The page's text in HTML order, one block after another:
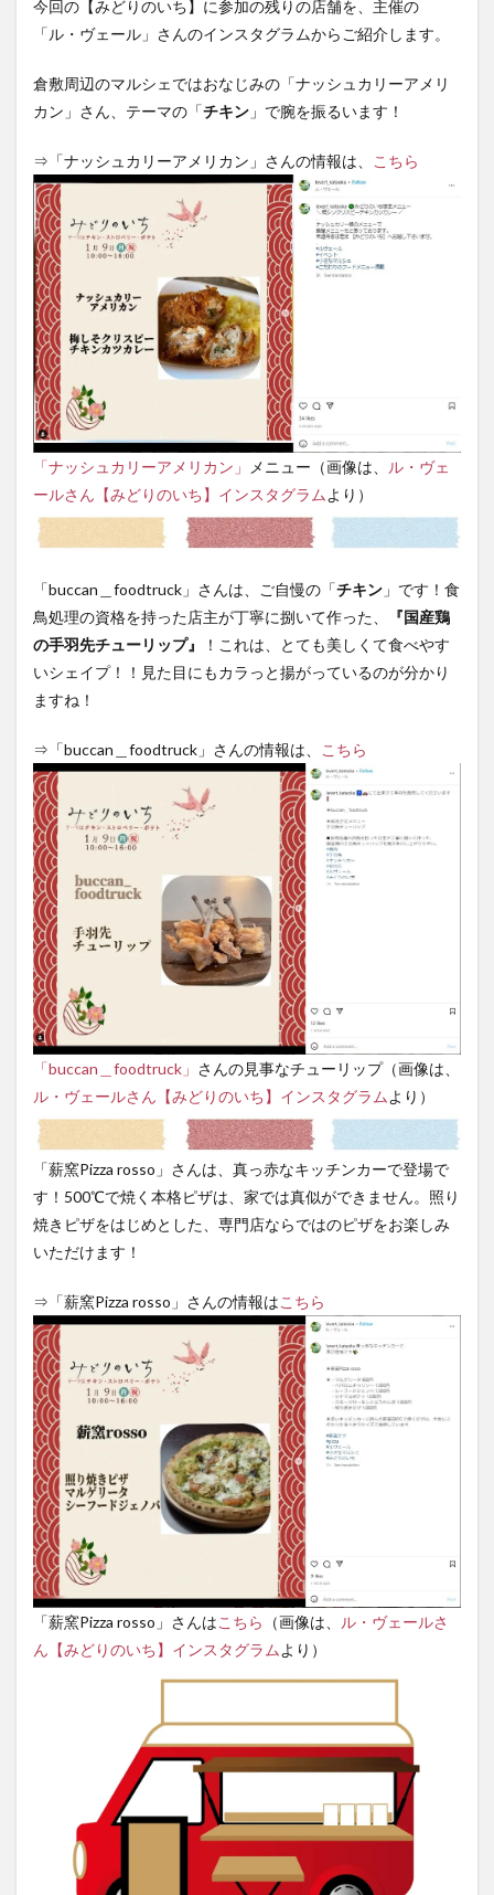
今回の【みどりのいち】に参加の残りの店舗を、主催の
「ル・ヴェール」さんのインスタグラムからご紹介します。
倉敷周辺のマルシェではおなじみの「ナッシュカリーアメリ
カン」さん、テーマの「チキン 」で腕を振るいます！
⇒「ナッシュカリーアメリカン」さんの情報は、 こちら
「ナッシュカリーアメリカン」 メニュー（画像は、
ル・ヴェ
ールさん【みどりのいち】インスタグラム より）
「buccan＿foodtruck」さんは、ご自慢の「チキン 」です！食
鳥処理の資格を持った店主が丁寧に捌いて作った、
『国産鶏
の手羽先チューリップ』
！これは、とても美しくて食べやす
いシェイプ！！見た目にもカラっと揚がっているのが分かり
ますね！
⇒「buccan＿foodtruck」さんの情報は、 こちら
「buccan＿foodtruck」 さんの見事なチューリップ（画像は、
ル・ヴェールさん【みどりのいち】インスタグラム より）
「薪窯Pizza rosso」さんは、真っ赤なキッチンカーで登場で
す！500℃で焼く本格ピザは、家では真似ができません。照り
焼きピザをはじめとした、専門店ならではのピザをお楽しみ
いただけます！
⇒「薪窯Pizza rosso」さんの情報はこちら
「薪窯Pizza rosso」さんはこちら （画像は、
ル・ヴェールさ
ん【みどりのいち】インスタグラム より）